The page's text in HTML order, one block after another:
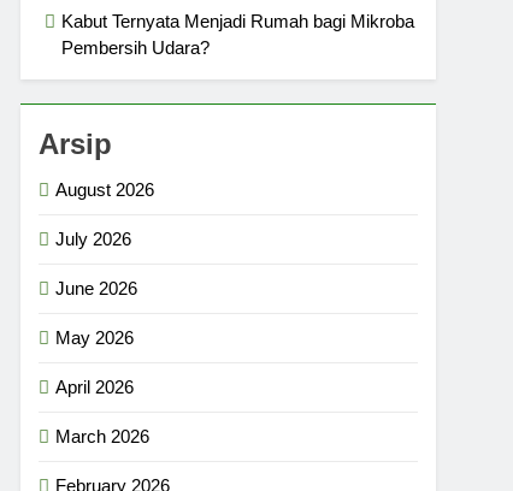
Kabut Ternyata Menjadi Rumah bagi Mikroba
Pembersih Udara?
Arsip
August 2026
July 2026
June 2026
May 2026
April 2026
March 2026
February 2026